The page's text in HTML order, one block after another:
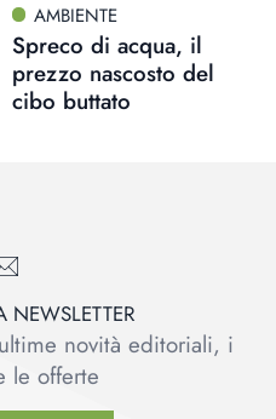
AMBIENTE
Spreco di acqua, il
prezzo nascosto del
cibo buttato
NEWSLETTER
novità editoriali, i
le offerte